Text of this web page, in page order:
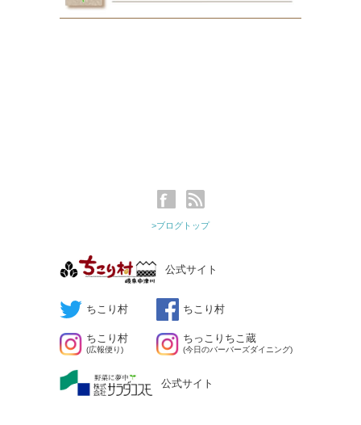
>ブログトップ
公式サイト
ちこり村 ちこり村
ちこり村
(広報便り)
ちっこりちこ蔵
(今日のバーバーズダイニング)
公式サイト